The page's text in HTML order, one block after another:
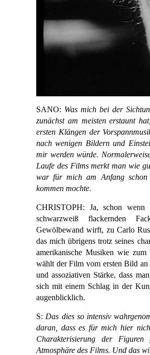
SANO: Was mich bei der
zunächst am meisten erstaunt
ersten Klängen der
nach wenigen Bildern und
mir werden würde.
Laufe des Films merkt man wie
war für mich am Anfang
kommen mochte.
CHRISTOPH: Ja, schon wenn
schwarzweiß flackernden
Gewölbewand wirft, zu Carlo
das mich übrigens trotz seines
amerikanische Musiken wie
wählt der Film vom ersten Bild
und assoziativen Stärke, dass
sich mit einem Schlag in der
augenblicklich.
S: Das dies so intensiv
daran, dass es für mich hier
Charakterisierung der
Atmosphäre des Films. Und das